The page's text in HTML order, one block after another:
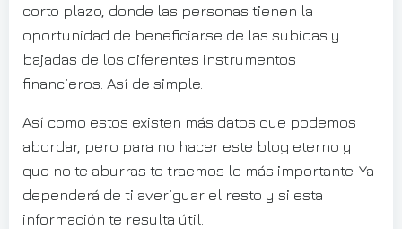
corto plazo, donde las personas tienen la
oportunidad de beneficiarse de las subidas y
bajadas de los diferentes instrumentos
financieros. Así de simple.
Así como estos existen más datos que podemos
abordar, pero para no hacer este blog eterno y
que no te aburras te traemos lo más importante. Ya
dependerá de ti averiguar el resto y si esta
información te resulta útil.